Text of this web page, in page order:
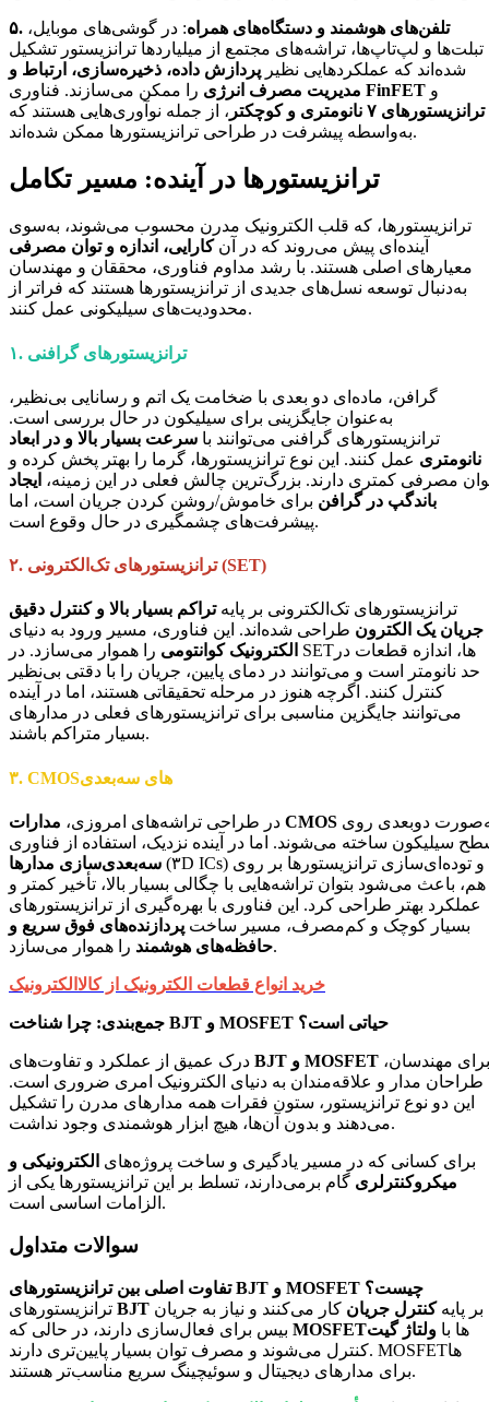
۵. تلفن‌های هوشمند و دستگاه‌های همراه: در گوشی‌های موبایل،
تبلت‌ها و لپ‌تاپ‌ها، تراشه‌های مجتمع از میلیاردها ترانزیستور تشکیل
شده‌اند که عملکردهایی نظیر پردازش داده، ذخیره‌سازی، ارتباط و
مدیریت مصرف انرژی FinFET و
ترانزیستورهای ۷ نانومتری و کوچکتر
، از جمله نوآوری‌هایی هستند که
به‌واسطه پیشرفت در طراحی ترانزیستورها ممکن شده‌اند.
ترانزیستورها در آینده: مسیر تکامل
ترانزیستورها، که قلب الکترونیک مدرن محسوب می‌شوند، به‌سوی
آینده‌ای پیش می‌روند که در آنکارایی، اندازه و توان مصرفی
معیارهای اصلی هستند. با رشد مداوم فناوری، محققان و مهندسان
به‌دنبال توسعه نسل‌های جدیدی از ترانزیستورها هستند که فراتر از
محدودیت‌های سیلیکونی عمل کنند.
۱. ترانزیستورهای گرافنی
گرافن، ماده‌ای دو بعدی با ضخامت یک اتم و رسانایی بی‌نظیر،
به‌عنوان جایگزینی برای سیلیکون در حال بررسی است.
ترانزیستورهای گرافنی می‌توانند با سرعت بسیار بالا و در ابعاد
نانومتری عمل کنند. این نوع ترانزیستورها، گرما را بهتر پخش کرده و
مصرفی کمتری دارند. بزرگ‌ترین چالش فعلی در این زمینه، ایجاد
باندگپ در گرافن برای خاموش/روشن کردن جریان است، اما
پیشرفت‌های چشمگیری در حال وقوع است.
۲. ترانزیستورهای تک‌الکترونی (SET)
ترانزیستورهای تک‌الکترونی بر پایهتراکم بسیار بالا و کنترل دقیق
جریان یک الکترون طراحی شده‌اند. این فناوری، مسیر ورود به دنیای
الکترونیک کوانتومی را هموار می‌سازد. در SETها، اندازه قطعات در
حد نانومتر است و می‌توانند در دمای پایین، جریان را با دقتی بی‌نظیر
کنترل کنند. اگرچه هنوز در مرحله تحقیقاتی هستند، اما در آینده
می‌توانند جایگزین مناسبی برای ترانزیستورهای فعلی در مدارهای
بسیار متراکم باشند.
۳. CMOSهای سه‌بعدی
در طراحی تراشه‌های امروزی، مدارات CMOS
سیلیکون ساخته می‌شوند. اما در آینده نزدیک، استفاده از فناوری
سه‌بعدی‌سازی مدارها (۳D ICs) و توده‌ای‌سازی ترانزیستورها بر روی
هم، باعث می‌شود بتوان تراشه‌هایی با چگالی بسیار بالا، تأخیر کمتر و
عملکرد بهتر طراحی کرد. این فناوری با بهره‌گیری از ترانزیستورهای
بسیار کوچک و کم‌مصرف، مسیر ساخت پردازنده‌های فوق سریع و
حافظه‌های هوشمندرا هموار می‌سازد.
خرید انواع قطعات الکترونیک از کالاالکترونیک
جمع‌بندی: چرا شناخت BJT و MOSFET حیاتی است؟
BJT و MOSFET
طراحان مدار و علاقه‌مندان به دنیای الکترونیک امری ضروری است.
این دو نوع ترانزیستور، ستون فقرات همه مدارهای مدرن را تشکیل
می‌دهند و بدون آن‌ها، هیچ ابزار هوشمندی وجود نداشت.
برای کسانی که در مسیر یادگیری و ساخت پروژه‌های الکترونیکی و
میکروکنترلری گام برمی‌دارند، تسلط بر این ترانزیستورها یکی از
الزامات اساسی است.
سوالات متداول
تفاوت اصلی بین ترانزیستورهای BJT و MOSFET چیست؟
BJT بر پایهکنترل جریان کار می‌کنند و نیاز به جریان
MOSFET ها با ولتاژ گیت
کنترل می‌شوند و مصرف توان بسیار پایین‌تری دارند. MOSFETها
برای مدارهای دیجیتال و سوئیچینگ سریع مناسب‌تر هستند.